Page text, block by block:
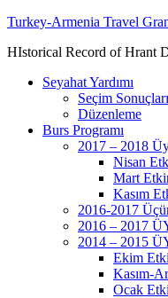
Turkey-Armenia Travel
HIstorical Record of Hrant
Seyahat Yardımı
Seçim
Düzenleme
Burs Programı
2017 – 2018
Nisan
Mart
Kasım
2016-2017
2016 – 2017
2014 – 2015
Ekim
Kasım-
Ocak